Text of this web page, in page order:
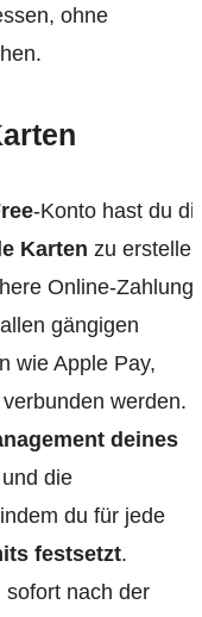
ohne
-Konto hast du
Karten zu
Online-
gängigen
wie Apple Pay,
werden.
deines
die
du für jede
festsetzt.
nach der